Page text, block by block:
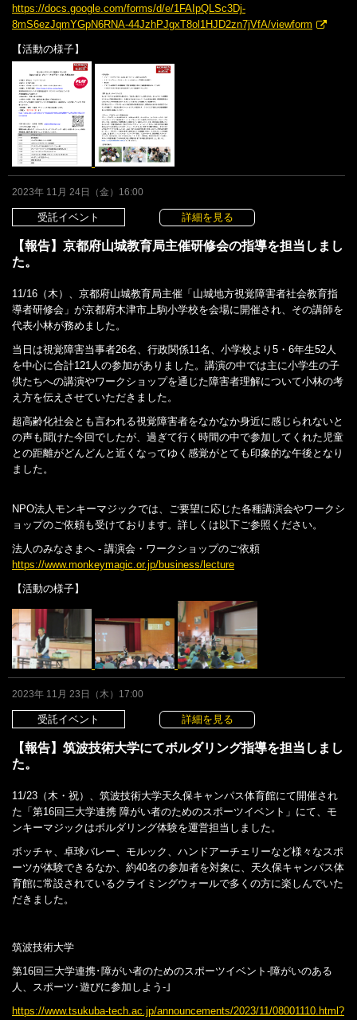
https://docs.google.com/forms/d/e/1FAIpQLSc3Dj-
8mS6ezJqmYGpN6RNA-44JzhPJgxT8ol1HJD2zn7jVfA/viewform
【活動の様子】
2023年 11月 24日（金）16:00
受託イベント 詳細を見る
【報告】京都府山城教育局主催研修会の指導を担当しまし
た。
11/16（木）、京都府山城教育局主催「山城地方視覚障害者社会教育指
導者研修会」が京都府木津市上駒小学校を会場に開催され、その講師を
代表小林が務めました。
当日は視覚障害当事者26名、行政関係11名、小学校より5・6年生52人
を中心に合計121人の参加がありました。講演の中では主に小学生の子
供たちへの講演やワークショップを通じた障害者理解について小林の考
え方を伝えさせていただきました。
超高齢化社会とも言われる視覚障害者をなかなか身近に感じられないと
の声も聞けた今回でしたが、過ぎて行く時間の中で参加してくれた児童
との距離がどんどんと近くなってゆく感覚がとても印象的な午後となり
ました。
NPO法人モンキーマジックでは、ご要望に応じた各種講演会やワークシ
ョップのご依頼も受けております。詳しくは以下ご参照ください。
法人のみなさまへ - 講演会・ワークショップのご依頼
https://www.monkeymagic.or.jp/business/lecture
【活動の様子】
2023年 11月 23日（木）17:00
受託イベント 詳細を見る
【報告】筑波技術大学にてボルダリング指導を担当しまし
た。
11/23（木・祝）、筑波技術大学天久保キャンパス体育館にて開催され
た「第16回三大学連携 障がい者のためのスポーツイベント」にて、モ
ンキーマジックはボルダリング体験を運営担当しました。
ボッチャ、卓球バレー、モルック、ハンドアーチェリーなど様々なスポ
ーツが体験できるなか、約40名の参加者を対象に、天久保キャンパス体
育館に常設されているクライミングウォールで多くの方に楽しんでいた
だきました。
筑波技術大学
第16回三大学連携･障がい者のためのスポーツイベント‐障がいのある
人、スポーツ･遊びに参加しよう‐｣
https://www.tsukuba-tech.ac.jp/announcements/2023/11/08001110.html?